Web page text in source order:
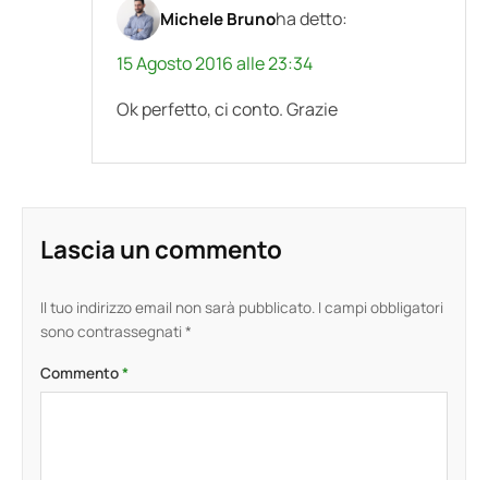
Michele Brunoha detto:
15 Agosto 2016 alle 23:34
Ok perfetto, ci conto. Grazie
Lascia un commento
Il tuo indirizzo email non sarà pubblicato. I campi obbligatori
sono contrassegnati *
Commento*